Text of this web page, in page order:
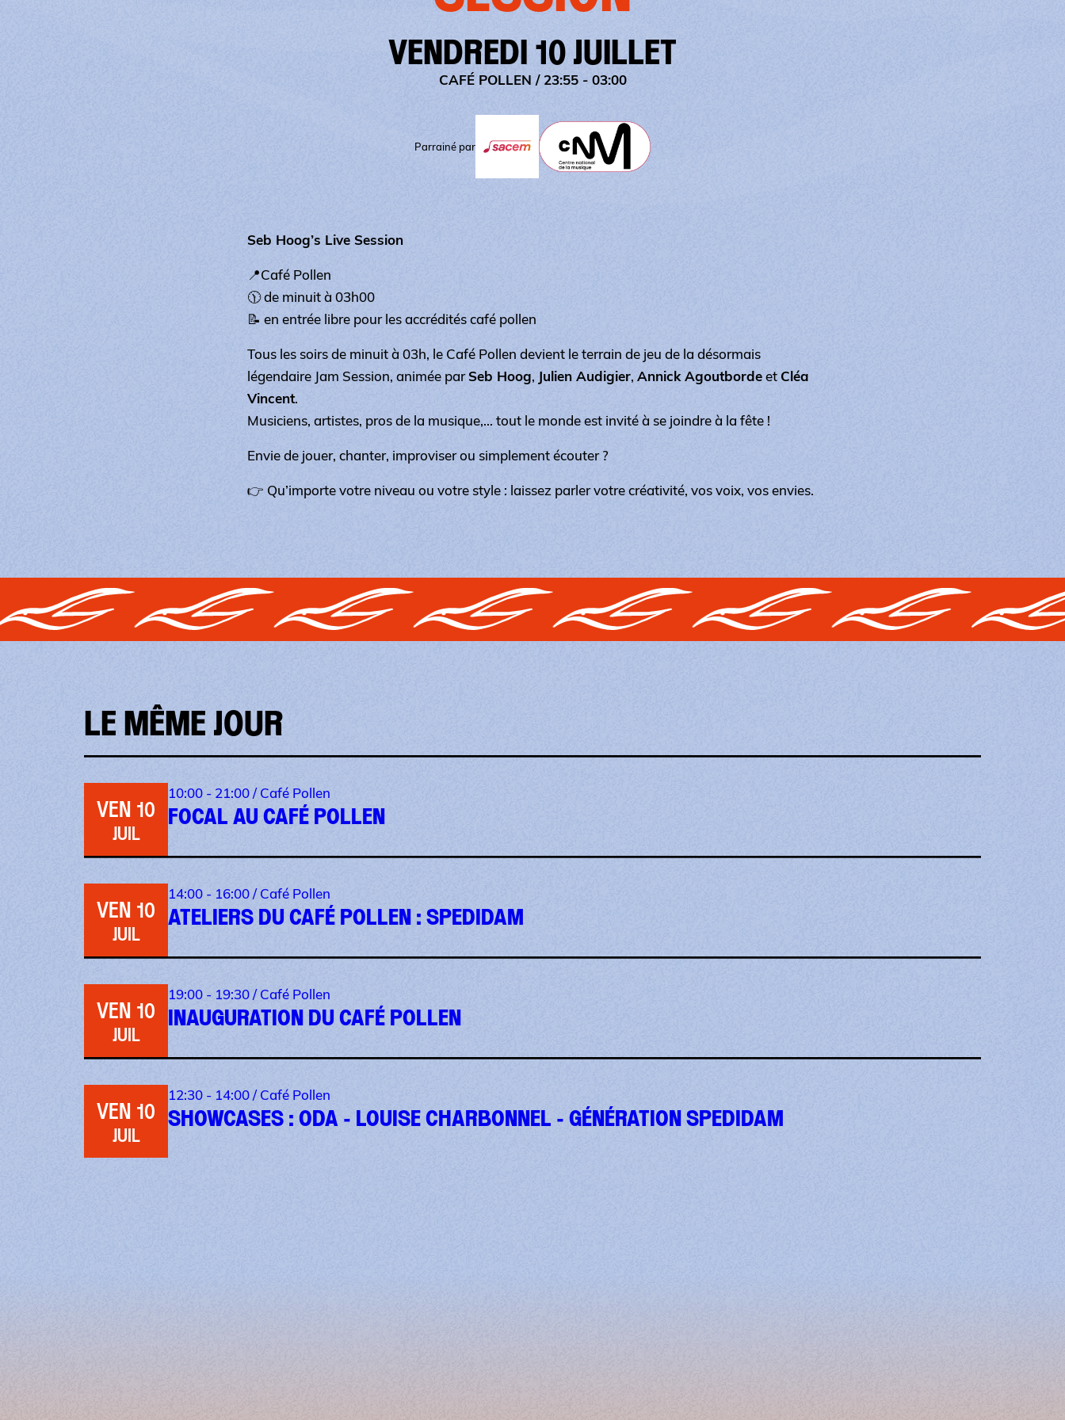
VENDREDI 10 JUILLET
CAFÉ POLLEN / 23:55 - 03:00
Parrainé par
Seb Hoog’s Live Session
📍Café Pollen
🕦 de minuit à 03h00
📝 en entrée libre pour les accrédités café pollen
Tous les soirs de minuit à 03h, le Café Pollen devient le terrain de jeu de la désormais
légendaire Jam Session, animée parSeb Hoog, Julien Audigier, Annick Agoutbordeet Cléa
Vincent.
Musiciens, artistes, pros de la musique,… tout le monde est invité à se joindre à la fête !
Envie de jouer, chanter, improviser ou simplement écouter ?
👉 Qu’importe votre niveau ou votre style : laissez parler votre créativité, vos voix, vos envies.
LE MÊME JOUR
VEN 10
JUIL
10:00 - 21:00 /Café Pollen
FOCAL AU CAFÉ POLLEN
VEN 10
JUIL
14:00 - 16:00 /Café Pollen
ATELIERS DU CAFÉ POLLEN : SPEDIDAM
VEN 10
JUIL
19:00 - 19:30 /Café Pollen
INAUGURATION DU CAFÉ POLLEN
VEN 10
JUIL
12:30 - 14:00 /Café Pollen
SHOWCASES : ODA - LOUISE CHARBONNEL - GÉNÉRATION SPEDIDAM